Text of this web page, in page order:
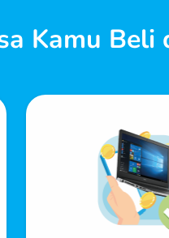
Kamu Beli